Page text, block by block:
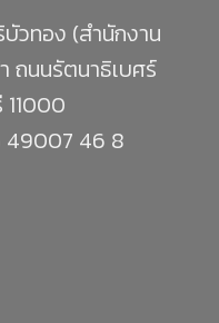
วทอง (สำนักงาน
ถนนรัตนาธิเบศร์
49007 46 8